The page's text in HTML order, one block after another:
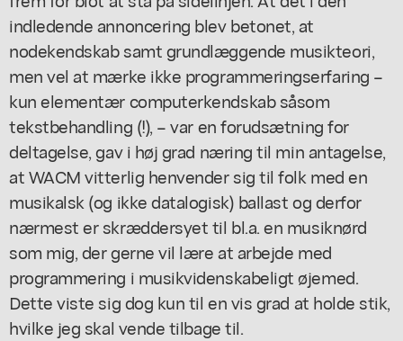
indledende annoncering blev betonet, at
nodekendskab samt grundlæggende musikteori,
men vel at mærke ikke programmeringserfaring –
kun elementær computerkendskab såsom
tekstbehandling (!), – var en forudsætning for
deltagelse, gav i høj grad næring til min antagelse,
at WACM vitterlig henvender sig til folk med en
musikalsk (og ikke datalogisk) ballast og derfor
nærmest er skræddersyet til bl.a. en musiknørd
som mig, der gerne vil lære at arbejde med
programmering i musikvidenskabeligt øjemed.
Dette viste sig dog kun til en vis grad at holde stik,
hvilke jeg skal vende tilbage til.